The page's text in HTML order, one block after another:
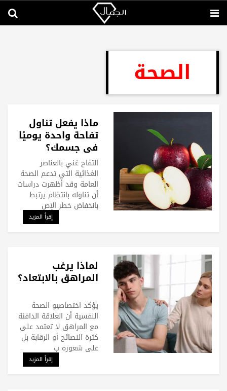
الصحة
ماذا يفعل تناول
تفاحة واحدة يوميًا
في جسمك؟
التفاح غني بالعناصر
الغذائية التي تدعم الصحة
العامة وقد أظهرت دراسات
أن تناوله بانتظام يرتبط
بانخفاض خطر الإص
إقرأ المزيد
لماذا يرغب
المراهق بالابتعاد؟
يؤكد اختصاصيو الصحة
النفسية أن العلاقة الدافئة
مع المراهق لا تعتمد على
كثرة النصائح أو الرقابة بل
على شعوره ب
إقرأ المزيد